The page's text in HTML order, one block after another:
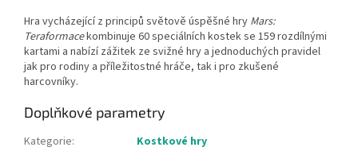
Hra vycházející z principů světově úspěšné hry Mars:
Teraformacekombinuje 60 speciálních kostek se 159 rozdílnými
kartami a nabízí zážitek ze svižné hry a jednoduchých pravidel
jak pro rodiny a příležitostné hráče, tak i pro zkušené
harcovníky.
Doplňkové parametry
Kategorie:
Kostkové hry